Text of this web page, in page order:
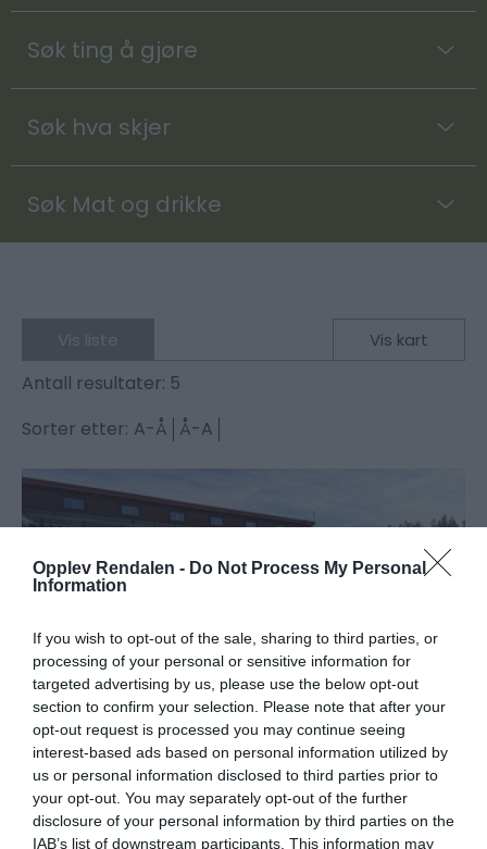
Opplev Rendalen - Do Not Process My Personal
Information
If you wish to opt-out of the sale, sharing to third parties, or
processing of your personal or sensitive information for
targeted advertising by us, please use the below opt-out
section to confirm your selection. Please note that after your
opt-out request is processed you may continue seeing
interest-based ads based on personal information utilized by
us or personal information disclosed to third parties prior to
your opt-out. You may separately opt-out of the further
disclosure of your personal information by third parties on the
IAB’s list of downstream participants. This information may
Søk ting å gjøre
Søk hva skjer
Søk Mat og drikke
Vis kart
Antall resultater: 5
Sorter etter: A-Å Å-A
Byggtorget Byggpartner
AS